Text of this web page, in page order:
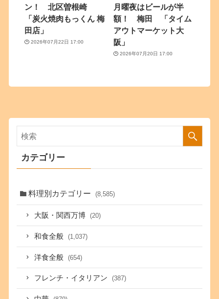
ン！ 北区曽根崎
「炭火焼肉もっくん 梅
田店」
2026年07月22日 17:00
月曜夜はビールが半
額！ 梅田 「タイム
アウトマーケット大
阪」
2026年07月20日 17:00
カテゴリー
料理別カテゴリー (8,585)
大阪・関西万博 (20)
和食全般 (1,037)
洋食全般 (654)
フレンチ・イタリアン (387)